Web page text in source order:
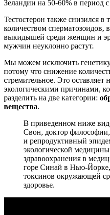
Зеландии на 50-60% в период
Тестостерон также снизился в
количеством сперматозоидов,
выкидышей среди женщин и
мужчин неуклонно растут.
Мы можем исключить
потому что снижение
стремительное. Это оставляет
экологическими причинами,
разделить на две категории:
вещества.
В приведенном ниже
Свон, доктор
и репродуктивный
экологической
здравоохранения в
горе Синай в Нью-Йорке,
токсинов окружающей
здоровье.